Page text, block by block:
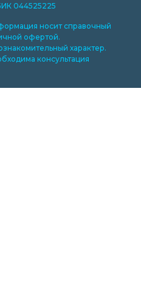
044525225
носит справочный
офертой.
характер.
консультация